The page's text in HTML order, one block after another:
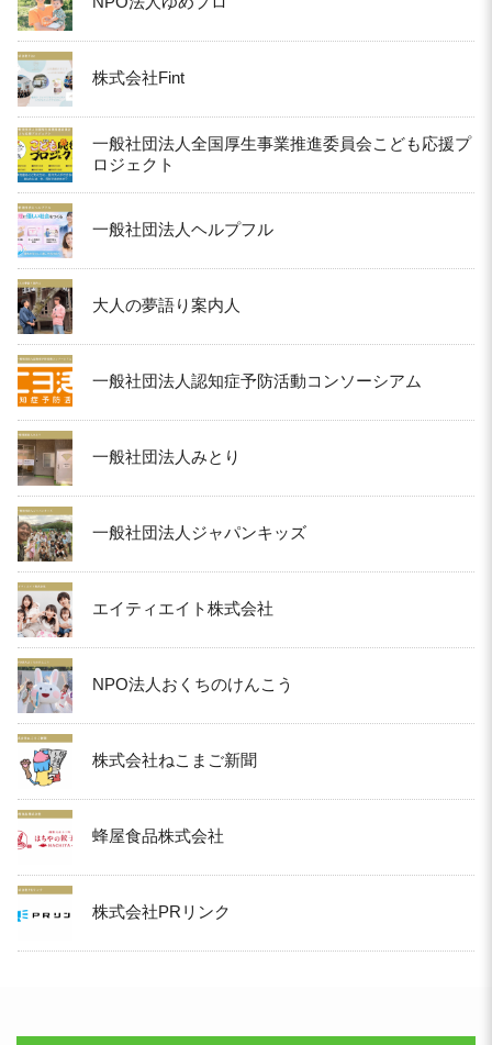
株式会社Fint
一般社団法人全国厚生事業推進委員会こども応援プ
ロジェクト
一般社団法人ヘルプフル
大人の夢語り案内人
一般社団法人認知症予防活動コンソーシアム
一般社団法人みとり
一般社団法人ジャパンキッズ
エイティエイト株式会社
NPO法人おくちのけんこう
株式会社ねこまご新聞
蜂屋食品株式会社
株式会社PRリンク